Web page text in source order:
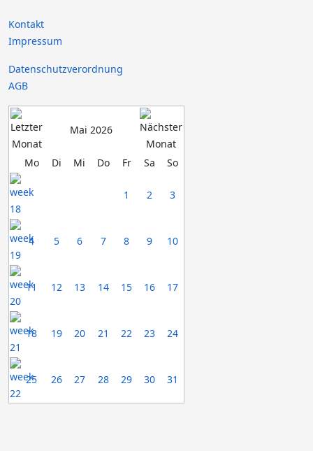
Kontakt
Impressum
Datenschutzverordnung
AGB
Mai 2026
Mo Di Mi Do Fr Sa So
1 2 3
4 5 6 7 8 9 10
11 12 13 14 15 16 17
18 19 20 21 22 23 24
25 26 27 28 29 30 31